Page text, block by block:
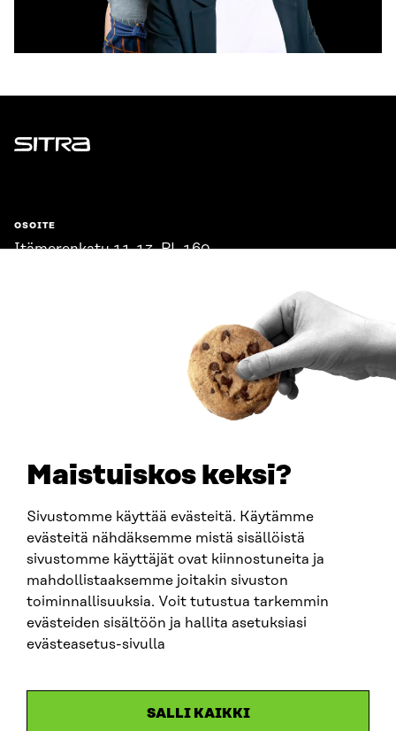
Maistuiskos keksi?
Sivustomme käyttää evästeitä. Käytämme
evästeitä nähdäksemme mistä sisällöistä
sivustomme käyttäjät ovat kiinnostuneita ja
mahdollistaaksemme joitakin sivuston
toiminnallisuuksia. Voit tutustua tarkemmin
evästeiden sisältöön ja hallita asetuksiasi
evästeasetus-sivulla
SALLI KAIKKI
Sitra
OSOITE
Itämerenkatu 11-13, PL 160,
SITRA SOSIAALISESSA MEDIASSA
LinkedIn
Instagram
YouTube